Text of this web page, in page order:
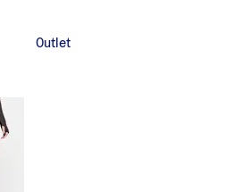
Outlet